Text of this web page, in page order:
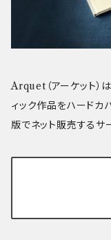
Arquet（アーケット）
ィック作品をハードカ
版でネット販売するサ